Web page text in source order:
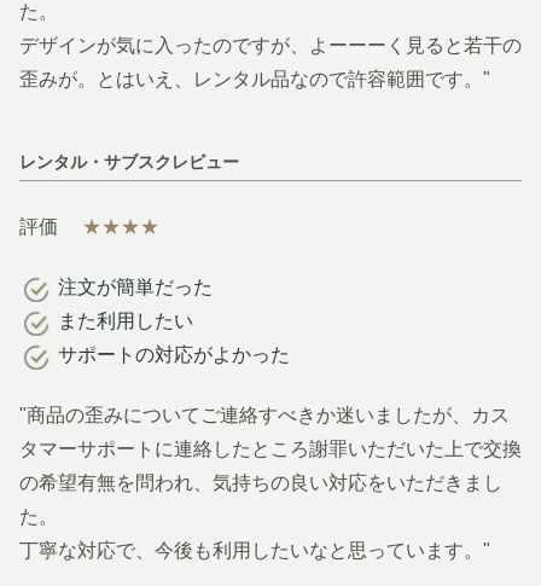
た。
デザインが気に入ったのですが、よーーーく見ると若干の
歪みが。とはいえ、レンタル品なので許容範囲です。"
レンタル・サブスクレビュー
評価 ★★★★
注文が簡単だった
また利用したい
サポートの対応がよかった
"商品の歪みについてご連絡すべきか迷いましたが、カス
タマーサポートに連絡したところ謝罪いただいた上で交換
の希望有無を問われ、気持ちの良い対応をいただきまし
た。
丁寧な対応で、今後も利用したいなと思っています。"